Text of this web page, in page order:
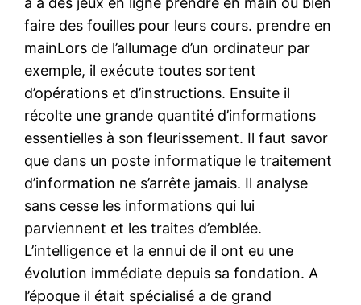
faire des fouilles pour leurs cours. prendre en
mainLors de l’allumage d’un ordinateur par
exemple, il exécute toutes sortent
d’opérations et d’instructions. Ensuite il
récolte une grande quantité d’informations
essentielles à son fleurissement. Il faut savor
que dans un poste informatique le traitement
d’information ne s’arrête jamais. Il analyse
sans cesse les informations qui lui
parviennent et les traites d’emblée.
L’intelligence et la ennui de il ont eu une
évolution immédiate depuis sa fondation. A
l’époque il était spécialisé a de grand